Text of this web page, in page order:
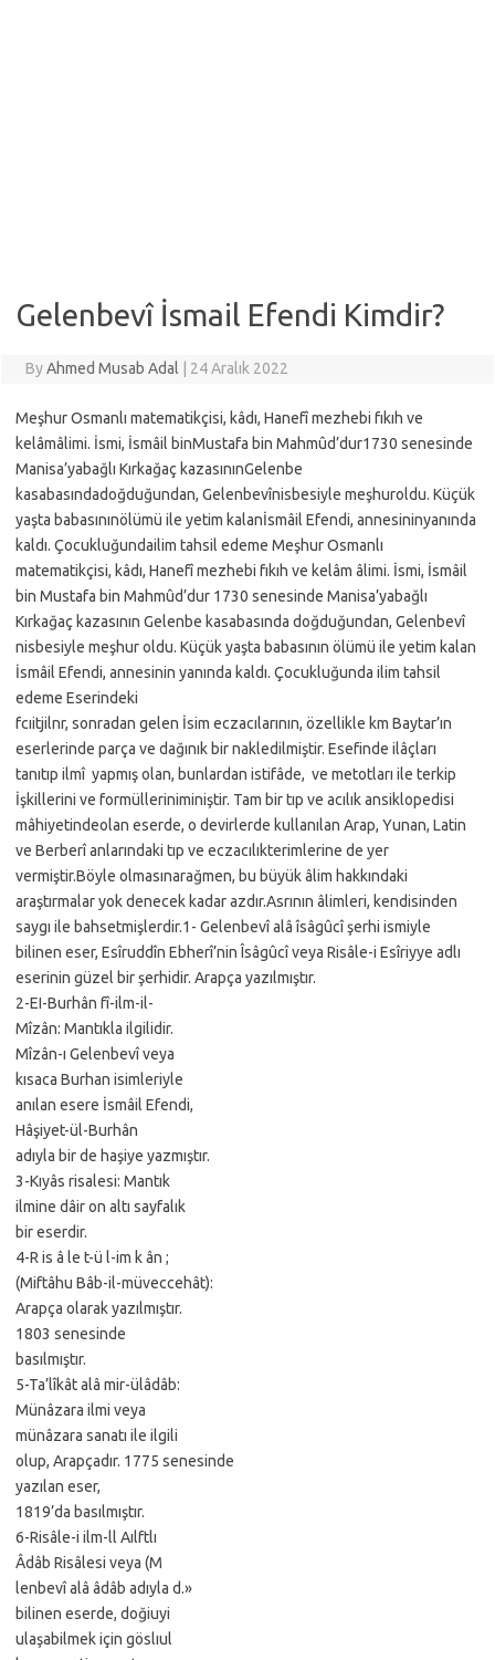
Gelenbevî İsmail Efendi Kimdir?
ByAhmed Musab Adal 24 Aralık 2022
Meşhur Osmanlı matematikçisi, kâdı, Hanefî mezhebi fıkıh ve
kelâmâlimi. İsmi, İsmâil binMustafa bin Mahmûd’dur1730 senesinde
Manisa’yabağlı Kırkağaç kazasınınGelenbe
kasabasındadoğduğundan, Gelenbevînisbesiyle meşhuroldu. Küçük
yaşta babasınınölümü ile yetim kalanİsmâil Efendi, annesininyanında
kaldı. Çocukluğundailim tahsil edeme Meşhur Osmanlı
matematikçisi, kâdı, Hanefî mezhebi fıkıh ve kelâm âlimi. İsmi, İsmâil
bin Mustafa bin Mahmûd’dur 1730 senesinde Manisa’yabağlı
Kırkağaç kazasının Gelenbe kasabasında doğduğundan, Gelenbevî
nisbesiyle meşhur oldu. Küçük yaşta babasının ölümü ile yetim kalan
İsmâil Efendi, annesinin yanında kaldı. Çocukluğunda ilim tahsil
edeme Eserindeki
fcıitjilnr, sonradan gelen İsim eczacılarının, özellikle km Baytar’ın
eserlerinde parça ve dağınık bir nakledilmiştir. Esefinde ilâçları
tanıtıp ilmî yapmış olan, bunlardan istifâde, ve metotları ile terkip
İşkillerini ve formülleriniminiştir. Tam bir tıp ve acılık ansiklopedisi
mâhiyetindeolan eserde, o devirlerde kullanılan Arap, Yunan, Latin
ve Berberî anlarındaki tıp ve eczacılıkterimlerine de yer
vermiştir.Böyle olmasınarağmen, bu büyük âlim hakkındaki
araştırmalar yok denecek kadar azdır.Asrının âlimleri, kendisinden
saygı ile bahsetmişlerdir.1- Gelenbevî alâ îsâgûcî şerhi ismiyle
bilinen eser, Esîruddîn Ebherî’nin Îsâgûcî veya Risâle-i Esîriyye adlı
eserinin güzel bir şerhidir. Arapça yazılmıştır.
2-EI-Burhân fî-ilm-il-
Mîzân: Mantıkla ilgilidir.
Mîzân-ı Gelenbevî veya
kısaca Burhan isimleriyle
anılan esere İsmâil Efendi,
Hâşiyet-ül-Burhân
adıyla bir de haşiye yazmıştır.
3-Kıyâs risalesi: Mantık
ilmine dâir on altı sayfalık
bir eserdir.
4-R is â le t-ü l-im k ân ;
(Miftâhu Bâb-il-müveccehât):
Arapça olarak yazılmıştır.
1803 senesinde
basılmıştır.
5-Ta’lîkât alâ mir-ülâdâb:
Münâzara ilmi veya
münâzara sanatı ile ilgili
olup, Arapçadır. 1775 senesinde
yazılan eser,
1819’da basılmıştır.
6-Risâle-i ilm-ll Aılftlı
Âdâb Risâlesi veya (M
lenbevî alâ âdâb adıyla d.»
bilinen eserde, doğiuyi
ulaşabilmek için göslıul